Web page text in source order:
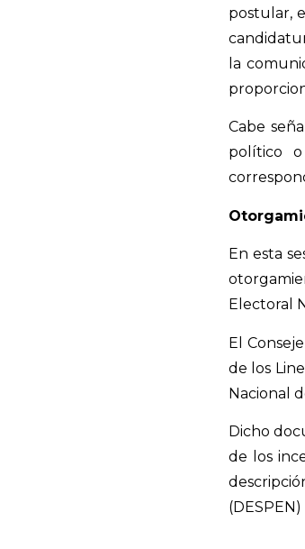
postular,
la
Cabe
político
En esta
Electoral
El
de los
Nacional
Dicho
de los
(DESPEN)